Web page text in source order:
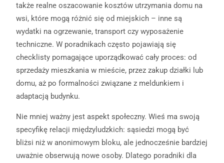
także realne oszacowanie kosztów utrzymania domu na
wsi, które mogą różnić się od miejskich – inne są
wydatki na ogrzewanie, transport czy wyposażenie
techniczne. W poradnikach często pojawiają się
checklisty pomagające uporządkować cały proces: od
sprzedaży mieszkania w mieście, przez zakup działki lub
domu, aż po formalności związane z meldunkiem i
adaptacją budynku.
Nie mniej ważny jest aspekt społeczny. Wieś ma swoją
specyfikę relacji międzyludzkich: sąsiedzi mogą być
bliżsi niż w anonimowym bloku, ale jednocześnie bardziej
uważnie obserwują nowe osoby. Dlatego poradniki dla